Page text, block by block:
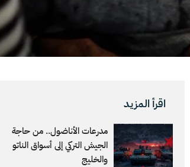
اقرأ المزيد
مدرعات الأناضول.. من حاجة
الجيش التركي إلى أسواق الناتو
والخليج